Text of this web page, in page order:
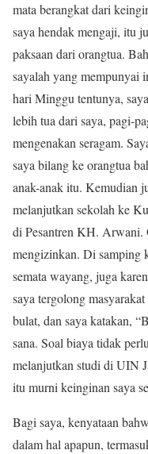
mata berangkat dari
saya hendak mengaji, itu
paksaan dari orangtua.
sayalah yang mempunyai
hari Minggu tentunya,
lebih tua dari saya, pagi-
mengenakan seragam.
saya bilang ke orangtua
anak-anak itu. Kemudian
melanjutkan sekolah ke
di Pesantren KH. Arwani.
mengizinkan. Di samping
semata wayang, juga
saya tergolong
bulat, dan saya katakan,
sana. Soal biaya tidak
melanjutkan studi di UIN
itu murni keinginan saya
Bagi saya, kenyataan
dalam hal apapun,